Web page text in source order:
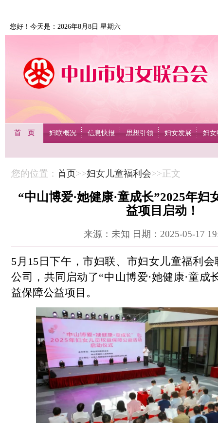
您好！今天是：2026年8月8日 星期六
首 页 妇联概况 信息快报 思想引领 妇女发展 妇女
您的位置： 首页>>妇女儿童福利会>>正文
“中山博爱·她健康·童成长”2025年妇
益项目启动！
来源：未知 日期：2025-05-17
5月15日下午，市妇联、市妇女儿童福利
公司，共同启动了“中山博爱·她健康·童成
益保障公益项目。